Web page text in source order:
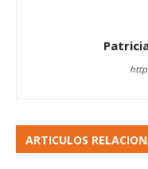
ARTICULOS